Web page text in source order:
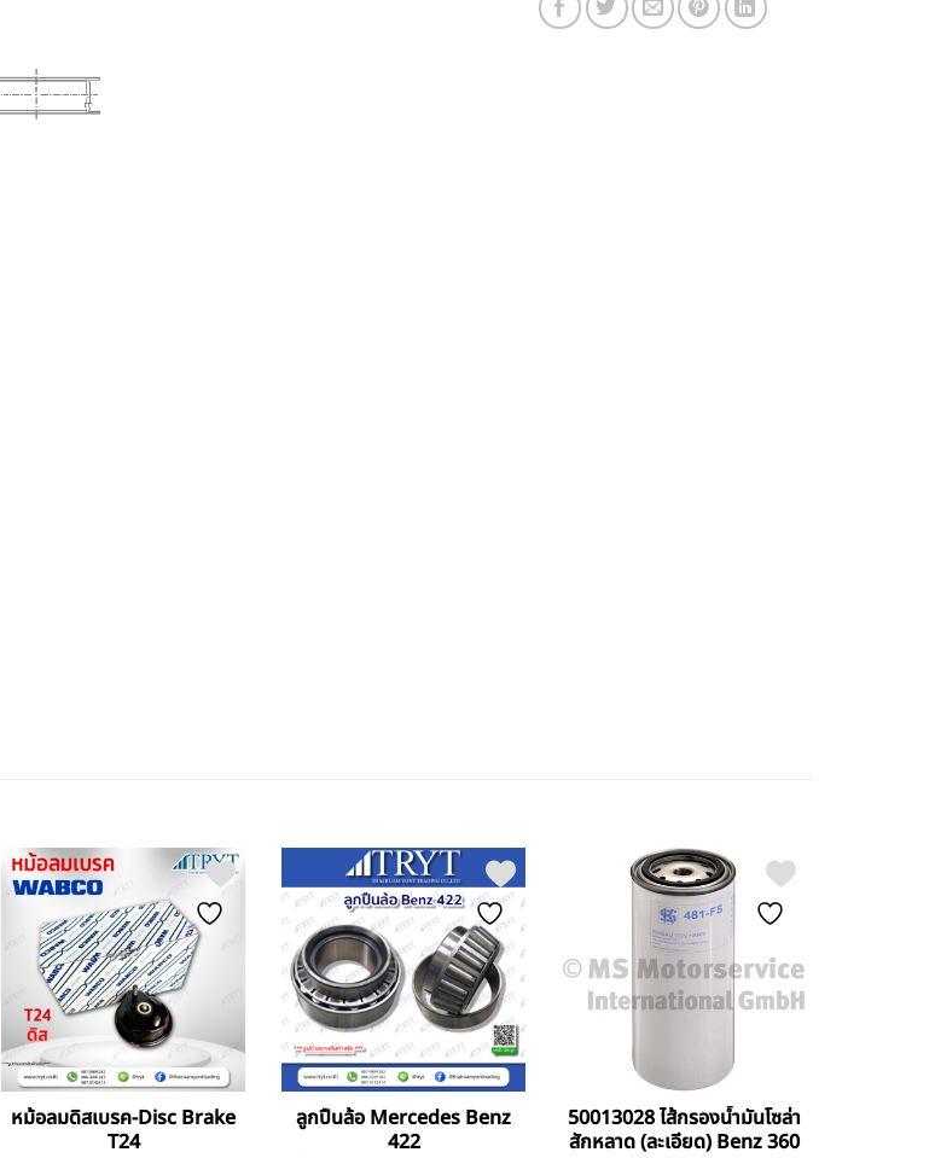
หม้อลมดิสเบรค-Disc Brake
T24
ลูกปืนล้อ Mercedes Benz
422
50013028 ไส้กรองน้ำมันโซล่า
สักหลาด (ละเอียด) Benz 360